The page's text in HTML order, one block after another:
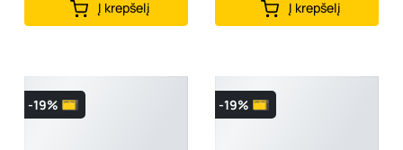
Į krepšelį Į krepšelį
-19% -19%